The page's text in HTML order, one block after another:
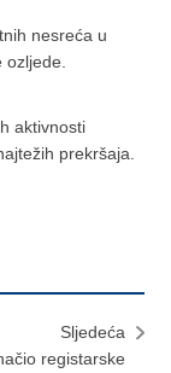
nesreća u
aktivnosti
prekršaja.
Sljedeća
registarske